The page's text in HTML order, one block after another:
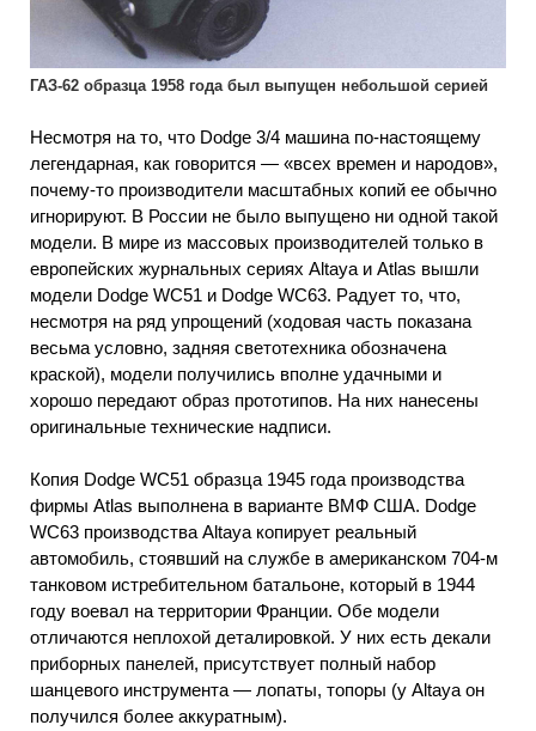
ГАЗ-62 образца 1958 года был выпущен небольшой серией
Несмотря на то, что Dodge 3/4 машина по-настоящему
легендарная, как говорится — «всех времен и народов»,
почему-то производители масштабных копий ее обычно
игнорируют. В России не было выпущено ни одной такой
модели. В мире из массовых производителей только в
европейских журнальных сериях Altaya и Atlas вышли
модели Dodge WC51 и Dodge WC63. Радует то, что,
несмотря на ряд упрощений (ходовая часть показана
весьма условно, задняя светотехника обозначена
краской), модели получились вполне удачными и
хорошо передают образ прототипов. На них нанесены
оригинальные технические надписи.
Копия Dodge WC51 образца 1945 года производства
фирмы Atlas выполнена в варианте ВМФ США. Dodge
WC63 производства Altaya копирует реальный
автомобиль, стоявший на службе в американском 704-м
танковом истребительном батальоне, который в 1944
году воевал на территории Франции. Обе модели
отличаются неплохой деталировкой. У них есть декали
приборных панелей, присутствует полный набор
шанцевого инструмента — лопаты, топоры (у Altaya он
получился более аккуратным).